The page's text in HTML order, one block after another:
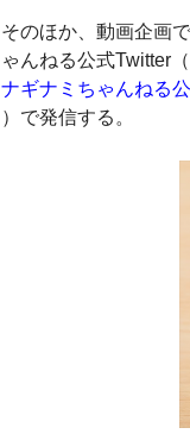
そのほか、動画企画
ゃんねる公式Twitter（
ナギナミちゃんねる
）で発信する。